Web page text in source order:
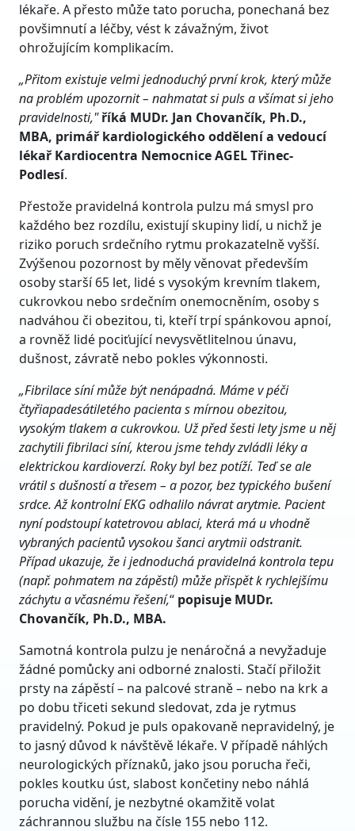
lékaře. A přesto může tato porucha, ponechaná bez
povšimnutí a léčby, vést k závažným, život
ohrožujícím komplikacím.
„Přitom existuje velmi jednoduchý první krok, který může
na problém upozornit – nahmatat si puls a všímat si jeho
pravidelnosti,"říká MUDr. Jan Chovančík, Ph.D.,
MBA, primář kardiologického oddělení a vedoucí
lékař Kardiocentra Nemocnice AGEL Třinec-
Podlesí.
Přestože pravidelná kontrola pulzu má smysl pro
každého bez rozdílu, existují skupiny lidí, u nichž je
riziko poruch srdečního rytmu prokazatelně vyšší.
Zvýšenou pozornost by měly věnovat především
osoby starší 65 let, lidé s vysokým krevním tlakem,
cukrovkou nebo srdečním onemocněním, osoby s
nadváhou či obezitou, ti, kteří trpí spánkovou apnoí,
a rovněž lidé pociťující nevysvětlitelnou únavu,
dušnost, závratě nebo pokles výkonnosti.
„Fibrilace síní může být nenápadná. Máme v péči
čtyřiapadesátiletého pacienta s mírnou obezitou,
vysokým tlakem a cukrovkou. Už před šesti lety jsme u něj
zachytili fibrilaci síní, kterou jsme tehdy zvládli léky a
elektrickou kardioverzí. Roky byl bez potíží. Teď se ale
vrátil s dušností a třesem – a pozor, bez typického bušení
srdce. Až kontrolní EKG odhalilo návrat arytmie. Pacient
nyní podstoupí katetrovouablaci, která má u vhodně
vybraných pacientů vysokou šanci arytmii odstranit.
Případ ukazuje, že i jednoduchá pravidelná kontrola tepu
(např. pohmatem na zápěstí) může přispět k rychlejšímu
záchytu a včasnému řešení,“ popisuje MUDr.
Chovančík, Ph.D., MBA.
Samotná kontrola pulzu je nenáročná a nevyžaduje
žádné pomůcky ani odborné znalosti. Stačí přiložit
prsty na zápěstí – na palcové straně – nebo na krk a
po dobu třiceti sekund sledovat, zda je rytmus
pravidelný. Pokud je puls opakovaně nepravidelný, je
to jasný důvod k návštěvě lékaře. V případě náhlých
neurologických příznaků, jako jsou porucha řeči,
pokles koutku úst, slabost končetiny nebo náhlá
porucha vidění, je nezbytné okamžitě volat
záchrannou službu na čísle 155 nebo 112.